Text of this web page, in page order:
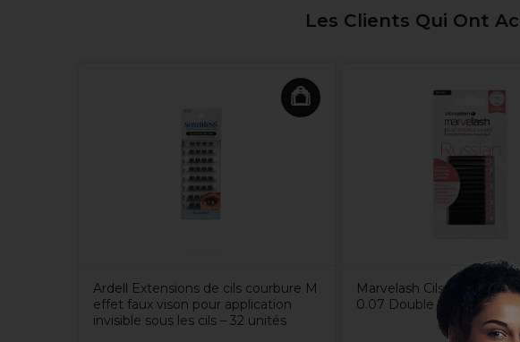
Les Clients Qui Ont
Ardell Extensions de cils courbure M
effet faux vison pour application
invisible sous les cils – 32 unités
Marvelash Cils Individuels
0.07 Double Layer 8-